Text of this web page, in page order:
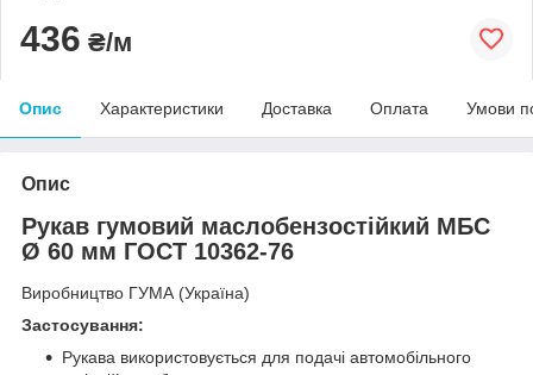
436 ₴/м
Опис Характеристики Доставка Оплата Умови
Опис
Рукав гумовий маслобензостійкий МБС
Ø 60 мм ГОСТ 10362-76
Виробництво ГУМА (Україна)
Застосування:
Рукава використовується для подачі автомобільного